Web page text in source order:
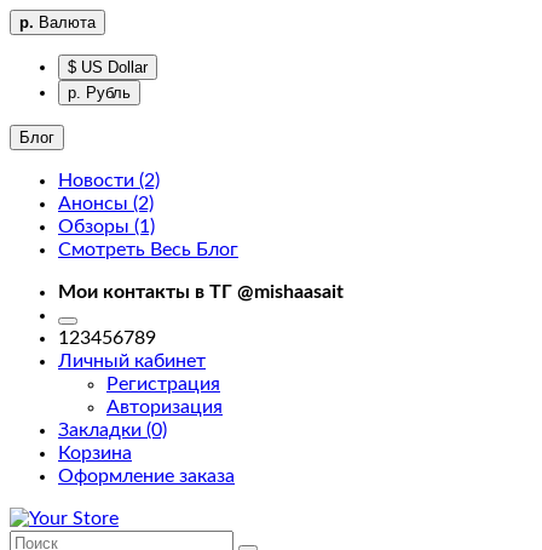
р. Валюта
$ US Dollar
р. Рубль
Блог
Новости (2)
Анонсы (2)
Обзоры (1)
Смотреть Весь Блог
Мои контакты в ТГ @mishaasait
123456789
Личный кабинет
Регистрация
Авторизация
Закладки (0)
Корзина
Оформление заказа
Фильтры
Фильтры
home
Доставка
About